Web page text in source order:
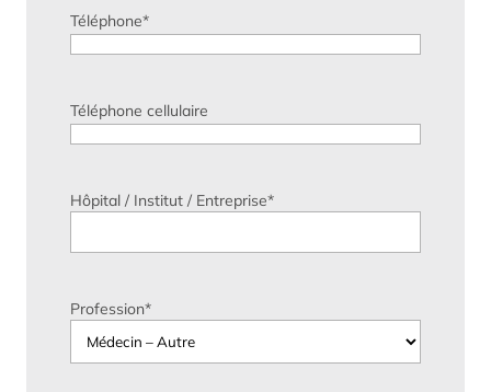
Téléphone*
Téléphone cellulaire
Hôpital / Institut / Entreprise*
Profession*